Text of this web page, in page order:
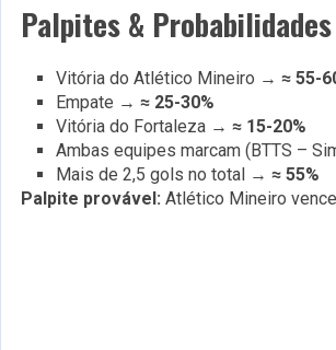
Palpites &
Vitória do Atlético Mineiro → ≈ 55-
Empate → ≈ 25-30%
Vitória do Fortaleza → ≈ 15-20%
Ambas equipes marcam (BTTS –
Mais de 2,5 gols no total → ≈ 55%
Palpite provável: Atlético Mineiro vence